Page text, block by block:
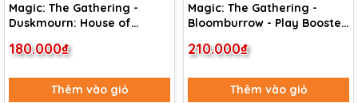
Magic: The Gathering -
Duskmourn: House of
180.000₫
Thêm vào giỏ
Magic: The Gathering -
Bloomburrow - Play Booster
210.000₫
Thêm vào giỏ